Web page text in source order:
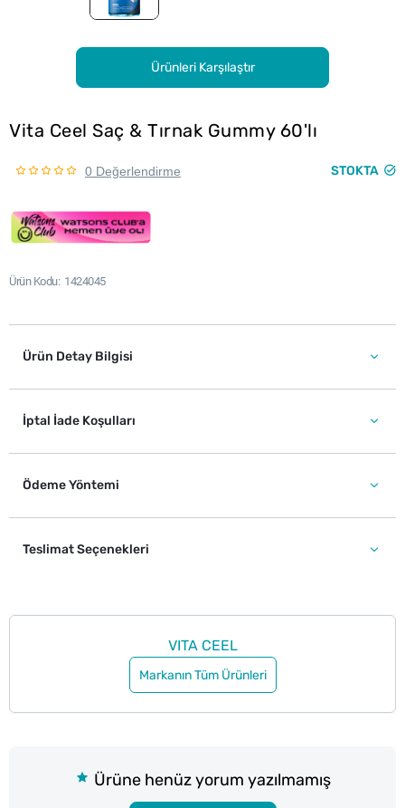
Ürünleri Karşılaştır
Vita Ceel Saç & Tırnak Gummy 60'lı
0 Değerlendirme STOKTA
Ürün Kodu 1424045
Ürün Detay Bilgisi
İptal İade Koşulları
Ödeme Yöntemi
Teslimat Seçenekleri
VITA CEEL
Markanın Tüm Ürünleri
Ürüne henüz yorum yazılmamış